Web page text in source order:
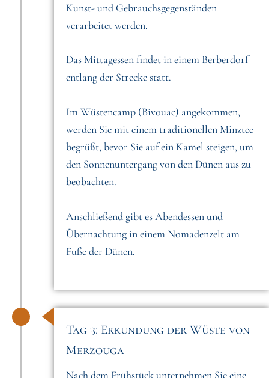
Kunst- und Gebrauchsgegenständen
verarbeitet werden.
Das Mittagessen findet in einem Berberdorf
entlang der Strecke statt.
Im Wüstencamp (Bivouac) angekommen,
werden Sie mit einem traditionellen Minztee
begrüßt, bevor Sie auf ein Kamel steigen, um
den Sonnenuntergang von den Dünen aus zu
beobachten.
Anschließend gibt es Abendessen und
Übernachtung in einem Nomadenzelt am
Fuße der Dünen.
Tag 3: Erkundung der Wüste von
Merzouga
Nach dem Frühstück unternehmen Sie eine